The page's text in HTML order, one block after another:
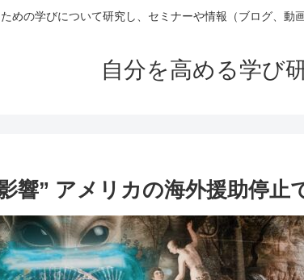
めの学びについて研究し、セミナーや情報（ブログ、動
自分を高める学び
響” アメリカの海外援助停止